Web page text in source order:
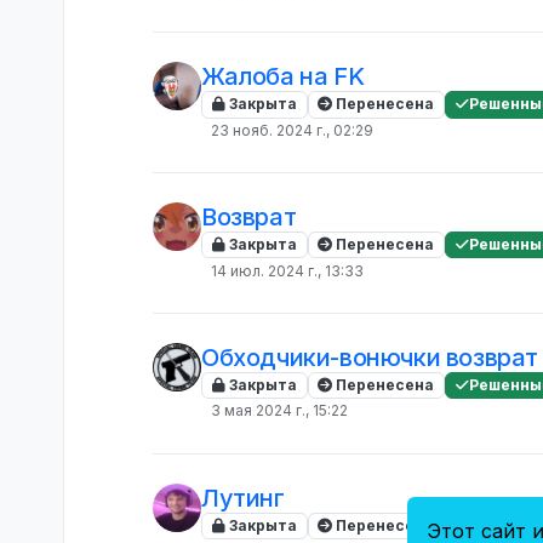
Жалоба на FK
Закрыта Перенесена
23 нояб. 2024 г., 02:29
Возврат
Закрыта Перенесена
14 июл. 2024 г., 13:33
Обходчики-вонючки возврат
Закрыта Перенесена
3 мая 2024 г., 15:22
Лутинг
Закрыта ПеренесенаЭтот сайт